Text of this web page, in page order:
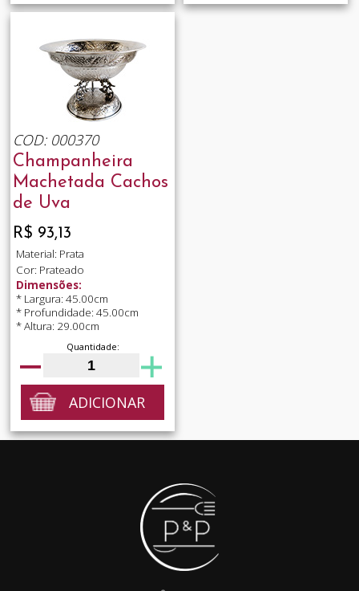
COD: 000370
Champanheira
Machetada Cachos
de Uva
R$ 93,13
Material: Prata
Cor: Prateado
Dimensões:
* Largura: 45.00cm
* Profundidade: 45.00cm
* Altura: 29.00cm
Quantidade:
ADICIONAR